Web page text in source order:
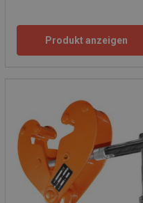
Produkt anzeigen